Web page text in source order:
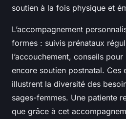
soutien à la fois physique et
L’accompagnement
formes : suivis prénataux
l’accouchement, conseils pour
encore soutien postnatal. Ces
illustrent la diversité des
sages-femmes. Une patiente
que grâce à cet